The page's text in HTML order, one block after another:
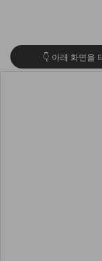
👇 아래 화면을